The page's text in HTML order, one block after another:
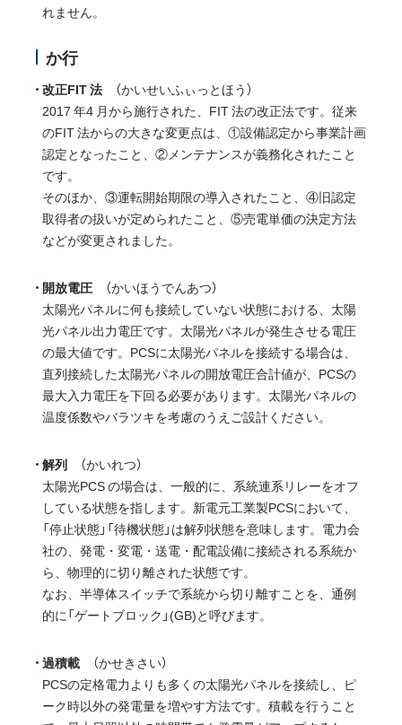
れません。
か行
改正FIT 法 （かいせいふぃっとほう）
2017 年4 月から施行された、FIT 法の改正法です。従来
のFIT 法からの大きな変更点は、①設備認定から事業計画
認定となったこと、②メンテナンスが義務化されたこと
です。
そのほか、③運転開始期限の導入されたこと、④旧認定
取得者の扱いが定められたこと、⑤売電単価の決定方法
などが変更されました。
開放電圧 （かいほうでんあつ）
太陽光パネルに何も接続していない状態における、太陽
光パネル出力電圧です。太陽光パネルが発生させる電圧
の最大値です。PCSに太陽光パネルを接続する場合は、
直列接続した太陽光パネルの開放電圧合計値が、PCSの
最大入力電圧を下回る必要があります。太陽光パネルの
温度係数やバラツキを考慮のうえご設計ください。
解列 （かいれつ）
太陽光PCS の場合は、一般的に、系統連系リレーをオフ
している状態を指します。新電元工業製PCSにおいて、
「停止状態」「待機状態」は解列状態を意味します。電力会
社の、発電・変電・送電・配電設備に接続される系統か
ら、物理的に切り離された状態です。
なお、半導体スイッチで系統から切り離すことを、通例
的に「ゲートブロック」(GB)と呼びます。
過積載 （かせきさい）
PCSの定格電力よりも多くの太陽光パネルを接続し、ピ
ーク時以外の発電量を増やす方法です。積載を行うこと